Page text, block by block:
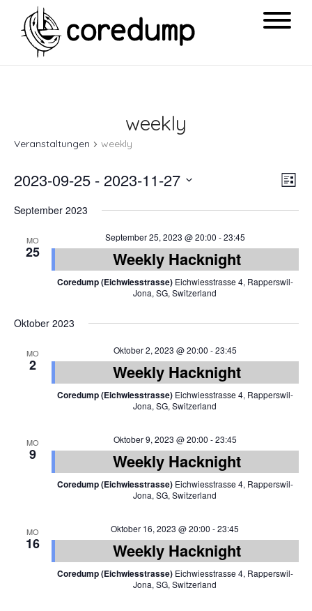
weekly
Veranstaltungen weekly
2023-09-25 - 2023-11-27
September 2023
MO
25
September 25, 2023 @ 20:00 -23:45
Weekly Hacknight
Coredump (Eichwiesstrasse) Eichwiesstrasse 4, Rapperswil-
Jona, SG, Switzerland
Oktober 2023
MO
2
Oktober 2, 2023 @ 20:00 -23:45
Weekly Hacknight
Coredump (Eichwiesstrasse) Eichwiesstrasse 4, Rapperswil-
Jona, SG, Switzerland
MO
9
Oktober 9, 2023 @ 20:00 -23:45
Weekly Hacknight
Coredump (Eichwiesstrasse) Eichwiesstrasse 4, Rapperswil-
Jona, SG, Switzerland
MO
16
Oktober 16, 2023 @ 20:00 -23:45
Weekly Hacknight
Coredump (Eichwiesstrasse) Eichwiesstrasse 4, Rapperswil-
Jona, SG, Switzerland